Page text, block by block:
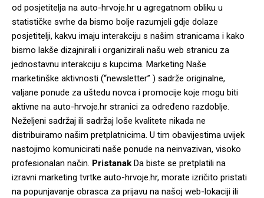
od posjetitelja na auto-hrvoje.hr u agregatnom obliku u
statističke svrhe da bismo bolje razumjeli gdje dolaze
posjetitelji, kakvu imaju interakciju s našim stranicama i kako
bismo lakše dizajnirali i organizirali našu web stranicu za
jednostavnu interakciju s kupcima. Marketing Naše
marketinške aktivnosti (“newsletter” ) sadrže originalne,
valjane ponude za uštedu novca i promocije koje mogu biti
aktivne na auto-hrvoje.hr stranici za određeno razdoblje.
Neželjeni sadržaj ili sadržaj loše kvalitete nikada ne
distribuiramo našim pretplatnicima. U tim obavijestima uvijek
nastojimo komunicirati naše ponude na neinvazivan, visoko
profesionalan način. PristanakDa biste se pretplatili na
izravni marketing tvrtke auto-hrvoje.hr, morate izričito pristati
na popunjavanje obrasca za prijavu na našoj web-lokaciji ili